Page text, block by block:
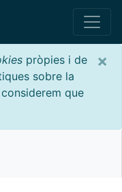
×
pròpies i de
sobre la
que